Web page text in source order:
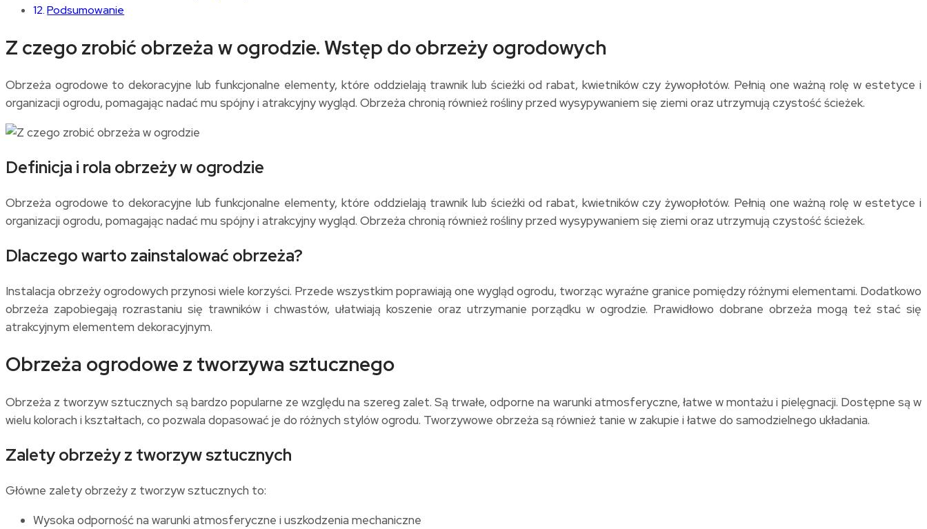
Podsumowanie
Z czego zrobić obrzeża w ogrodzie. Wstęp do obrzeży ogrodowych
Obrzeża ogrodowe to dekoracyjne lub funkcjonalne elementy, które oddzielają trawnik lub ścieżki od rabat, kwietników czy żywopłotów. Pełnią one ważną rolę w estetyce i
organizacji ogrodu, pomagając nadać mu spójny i atrakcyjny wygląd. Obrzeża chronią również rośliny przed wysypywaniem się ziemi oraz utrzymują czystość ścieżek.
Definicja i rola obrzeży w ogrodzie
Obrzeża ogrodowe to dekoracyjne lub funkcjonalne elementy, które oddzielają trawnik lub ścieżki od rabat, kwietników czy żywopłotów. Pełnią one ważną rolę w estetyce i
organizacji ogrodu, pomagając nadać mu spójny i atrakcyjny wygląd. Obrzeża chronią również rośliny przed wysypywaniem się ziemi oraz utrzymują czystość ścieżek.
Dlaczego warto zainstalować obrzeża?
Instalacja obrzeży ogrodowych przynosi wiele korzyści. Przede wszystkim poprawiają one wygląd ogrodu, tworząc wyraźne granice pomiędzy różnymi elementami. Dodatkowo
obrzeża zapobiegają rozrastaniu się trawników i chwastów, ułatwiają koszenie oraz utrzymanie porządku w ogrodzie. Prawidłowo dobrane obrzeża mogą też stać się
atrakcyjnym elementem dekoracyjnym.
Obrzeża ogrodowe z tworzywa sztucznego
Obrzeża z tworzyw sztucznych są bardzo popularne ze względu na szereg zalet. Są trwałe, odporne na warunki atmosferyczne, łatwe w montażu i pielęgnacji. Dostępne są w
wielu kolorach i kształtach, co pozwala dopasować je do różnych stylów ogrodu. Tworzywowe obrzeża są również tanie w zakupie i łatwe do samodzielnego układania.
Zalety obrzeży z tworzyw sztucznych
Główne zalety obrzeży z tworzyw sztucznych to:
Wysoka odporność na warunki atmosferyczne i uszkodzenia mechaniczne